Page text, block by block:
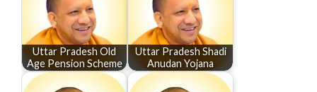
Uttar Pradesh Old
Age Pension Scheme
Uttar Pradesh Shadi
Anudan Yojana